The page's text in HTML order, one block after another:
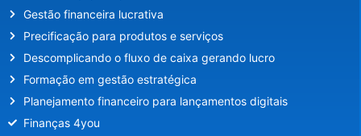
Gestão financeira lucrativa
Precificação para produtos e serviços
Descomplicando o fluxo de caixa gerando lucro
Formação em gestão estratégica
Planejamento financeiro para lançamentos digitais
Finanças 4you